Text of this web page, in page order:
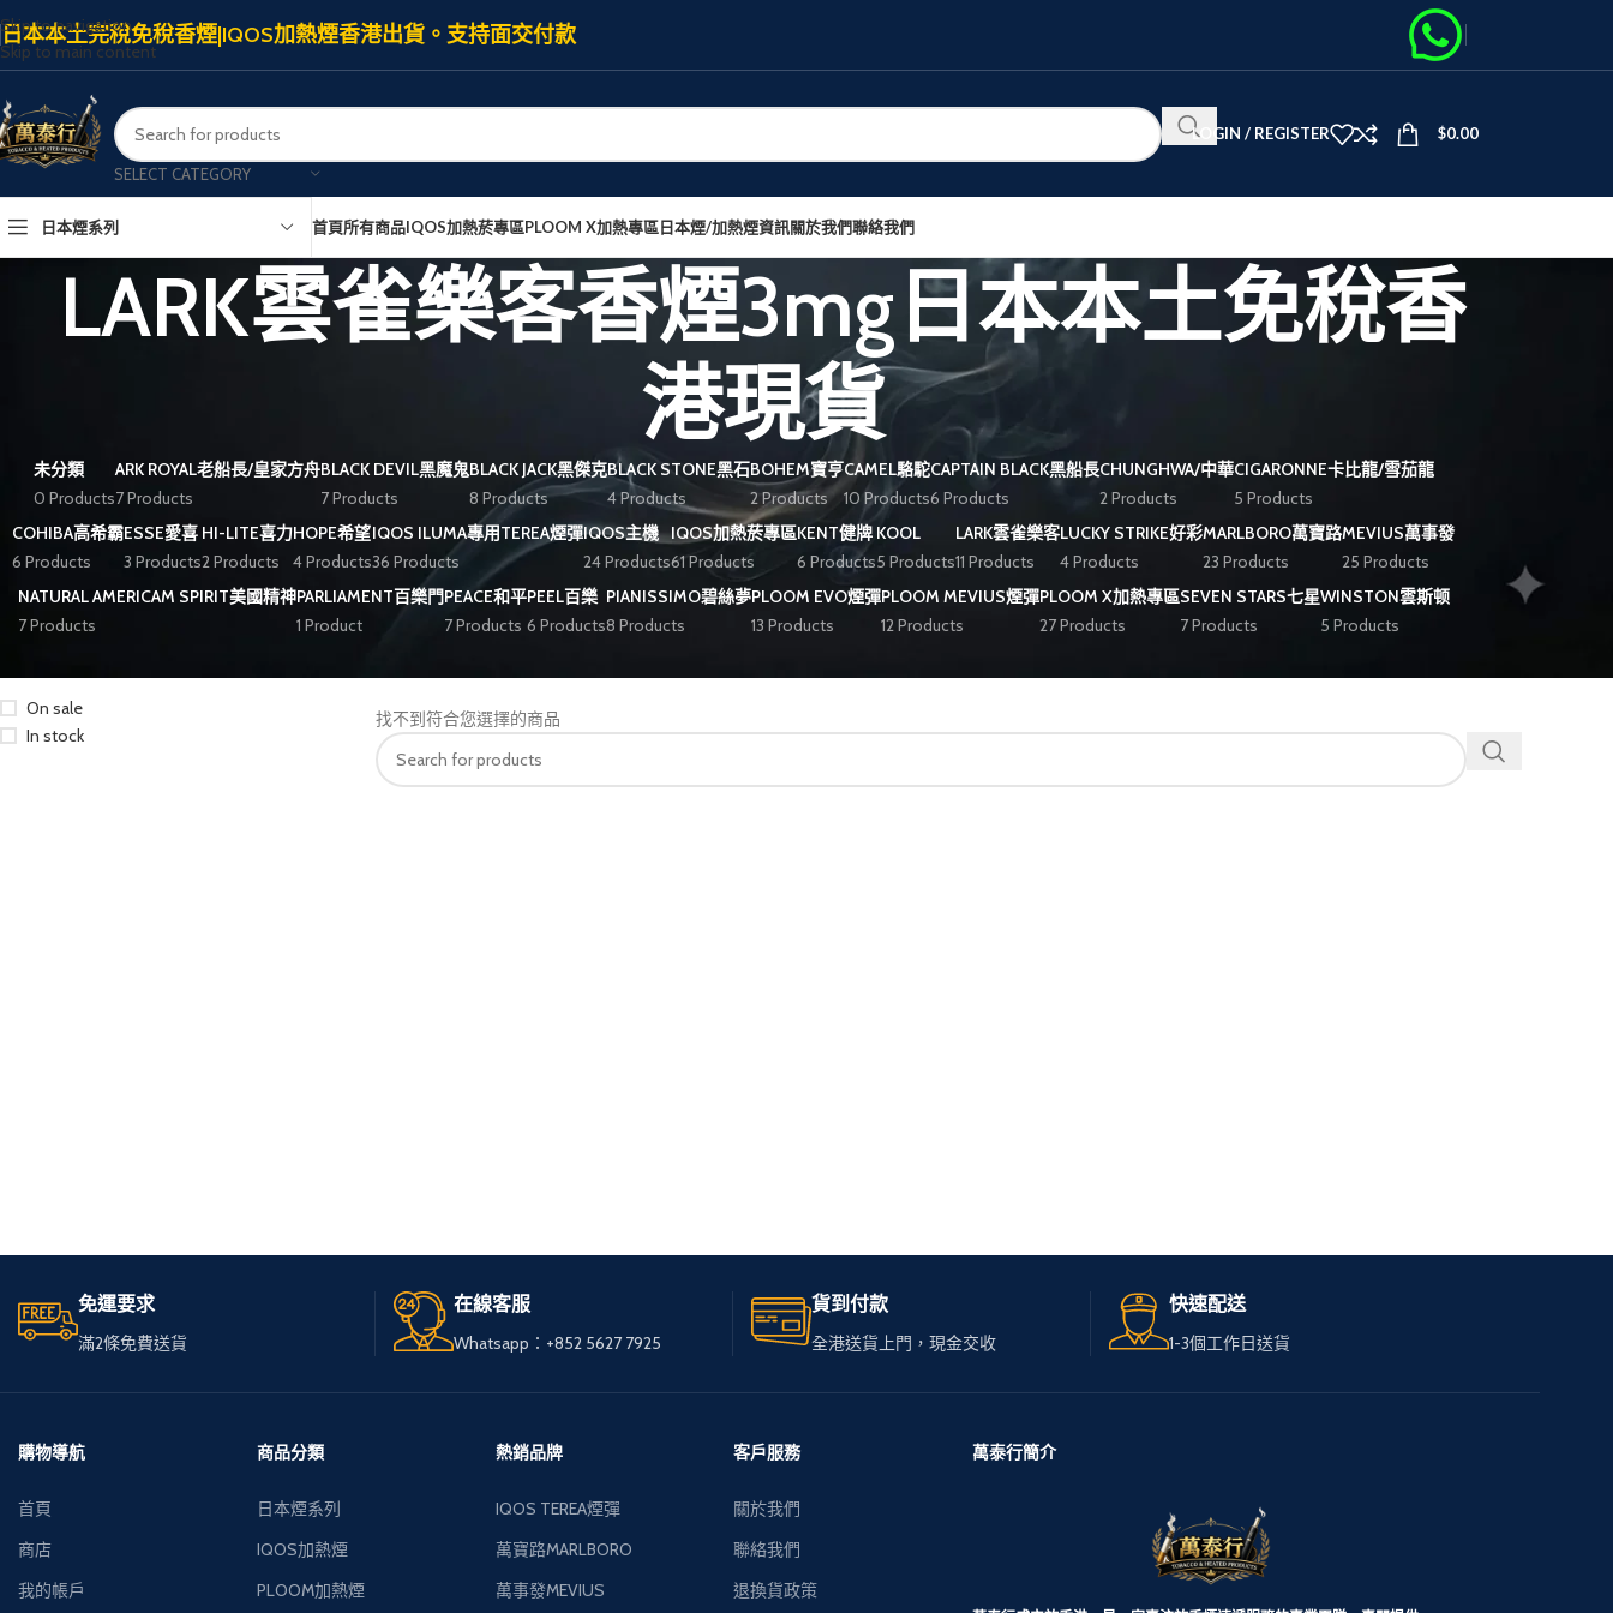
Skip to navigation
Skip to main content
日本本土完稅免稅香煙|IQOS加熱煙香港出貨。支持面交付款
SELECT CATEGORY
LOGIN / REGISTER $0.00
日本煙系列 首頁所有商品IQOS加熱菸專區PLOOM X加熱專區日本煙/加熱煙資訊關於我們聯絡我們
LARK雲雀樂客香煙3mg日本本土免稅香
港現貨
未分類
0 Products
ARK ROYAL老船長/皇家方舟
7 Products
BLACK DEVIL黑魔鬼
7 Products
BLACK JACK黑傑克
8 Products
BLACK STONE黑石
4 Products
BOHEM寶亨
2 Products
CAMEL駱駝
10 Products
CAPTAIN BLACK黑船長
6 Products
CHUNGHWA/中華
2 Products
CIGARONNE卡比龍/雪茄龍
5 Products
COHIBA高希霸
6 Products
ESSE愛喜
3 Products
HI-LITE喜力
2 Products
HOPE希望
4 Products
IQOS ILUMA專用TEREA煙彈
36 Products
IQOS主機
24 Products
IQOS加熱菸專區
61 Products
KENT健牌
6 Products
KOOL
5 Products
LARK雲雀樂客
11 Products
LUCKY STRIKE好彩
4 Products
MARLBORO萬寶路
23 Products
MEVIUS萬事發
25 Products
NATURAL AMERICAM SPIRIT美國精神
7 Products
PARLIAMENT百樂門
1 Product
PEACE和平
7 Products
PEEL百樂
6 Products
PIANISSIMO碧絲夢
8 Products
PLOOM EVO煙彈
13 Products
PLOOM MEVIUS煙彈
12 Products
PLOOM X加熱專區
27 Products
SEVEN STARS七星
7 Products
WINSTON雲斯顿
5 Products
On sale
In stock
找不到符合您選擇的商品
免運要求
滿2條免費送貨
在線客服
Whatsapp：+852 5627 7925
貨到付款
全港送貨上門，現金交收
快速配送
1-3個工作日送貨
購物導航
首頁
商店
我的帳戶
商品分類
日本煙系列
IQOS加熱煙
PLOOM加熱煙
熱銷品牌
IQOS TEREA煙彈
萬寶路MARLBORO
萬事發MEVIUS
客戶服務
關於我們
聯絡我們
退換貨政策
萬泰行簡介